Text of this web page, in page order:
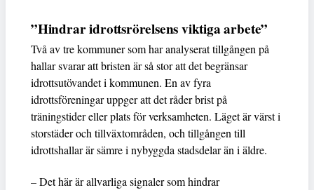
”Hindrar idrottsrörelsens viktiga arbete”
Två av tre kommuner som har analyserat tillgången på
hallar svarar att bristen är så stor att det begränsar
idrottsutövandet i kommunen. En av fyra
idrottsföreningar uppger att det råder brist på
träningstider eller plats för verksamheten. Läget är värst i
storstäder och tillväxtområden, och tillgången till
idrottshallar är sämre i nybyggda stadsdelar än i äldre.
– Det här är allvarliga signaler som hindrar